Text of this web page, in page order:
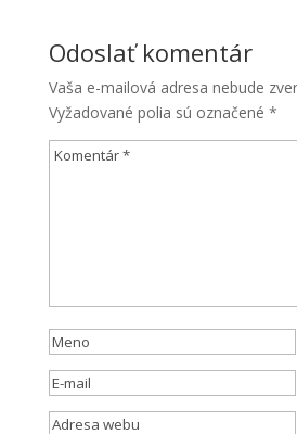
Odoslať komentár
Vaša e-mailová adresa nebude
Vyžadované polia sú označené *